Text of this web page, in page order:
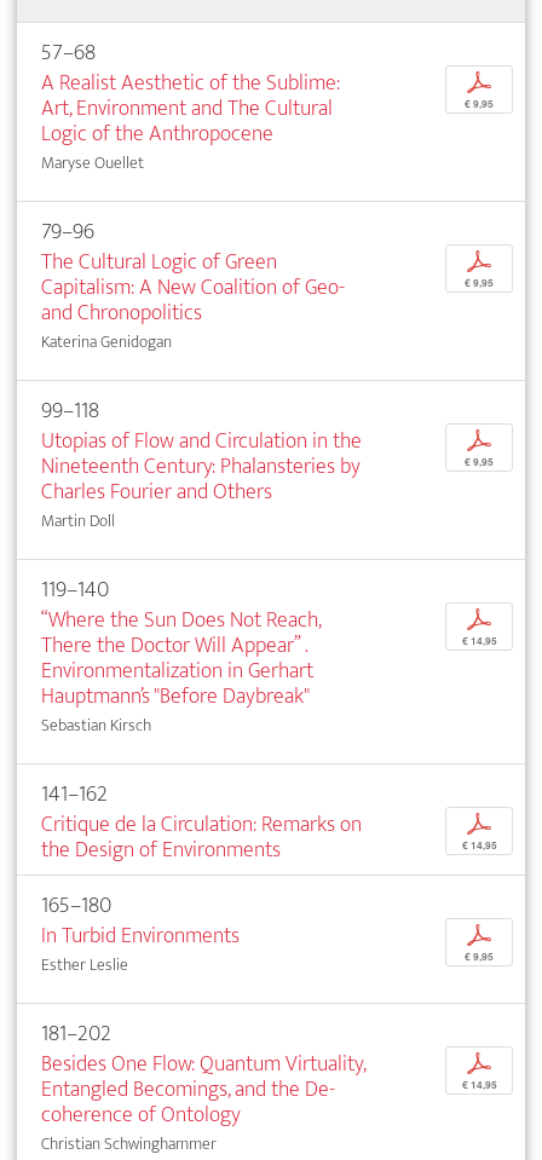
57–68
A Realist Aesthetic of the Sublime:
Art, Environment and The Cultural
Logic of the Anthropocene
Maryse Ouellet
p
€ 9,95
79–96
The Cultural Logic of Green
Capitalism: A New Coalition of Geo-
and Chronopolitics
Katerina Genidogan
p
€ 9,95
99–118
Utopias of Flow and Circulation in the
Nineteenth Century: Phalansteries by
Charles Fourier and Others
Martin Doll
p
€ 9,95
119–140
“Where the Sun Does Not Reach,
There the Doctor Will Appear” .
Environmentalization in Gerhart
Hauptmann’s "Before Daybreak"
Sebastian Kirsch
p
€ 14,95
141–162
Critique de la Circulation: Remarks on
the Design of Environments
p
€ 14,95
165–180
In Turbid Environments
Esther Leslie
p
€ 9,95
181–202
Besides One Flow: Quantum Virtuality,
Entangled Becomings, and the De-
coherence of Ontology
Christian Schwinghammer
p
€ 14,95